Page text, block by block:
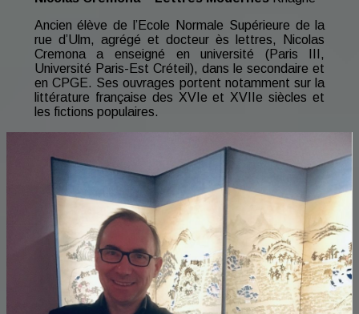
Ancien élève de l’Ecole Normale Supérieure de la
rue d’Ulm, agrégé et docteur ès lettres, Nicolas
Cremona a enseigné en université (Paris III,
Université Paris-Est Créteil), dans le secondaire et
en CPGE. Ses ouvrages portent notamment sur la
littérature française des XVIe et XVIIe siècles et
les fictions populaires.